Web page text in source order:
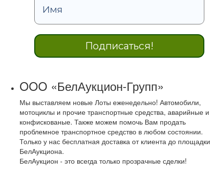
OOO «БелАукцион-Групп»
Мы выставляем новые Лоты еженедельно! Автомобили,
мотоциклы и прочие транспортные средства, аварийные и
конфискованые. Также можем помочь Вам продать
проблемное транспортное средство в любом состоянии.
Только у нас бесплатная доставка от клиента до площадки
БелАукциона.
БелАукцион - это всегда только прозрачные сделки!